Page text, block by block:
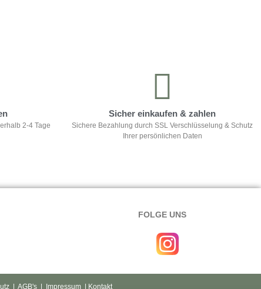
2-4 Tage
Sicher einkaufen & zahlen
Sichere Bezahlung durch SSL Verschlüsselung & Schutz
Ihrer persönlichen Daten
FOLGE UNS
| AGB's Impressum | Kontakt